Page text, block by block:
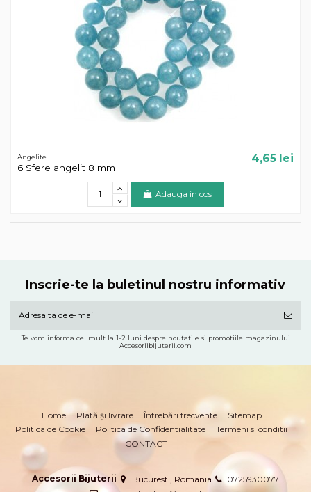
Angelite
6 Sfere angelit 8 mm
4,65 lei
Adauga in cos
Inscrie-te la buletinul nostru informativ
Te vom informa cel mult la 1-2 luni despre noutatile si promotiile magazinului
Accesoriibijuterii.com
Home Plată și livrare Întrebări frecvente
Sitemap
Politica de Cookie
Politica de Confidentialitate
Termeni si conditii
CONTACT
Accesorii Bijuterii Bucuresti, Romania
0725930077